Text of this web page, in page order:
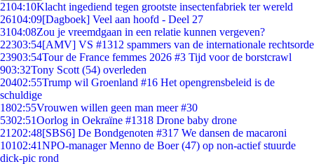
2104:10Klacht ingediend tegen grootste insectenfabriek ter wereld
26104:09[Dagboek] Veel aan hoofd - Deel 27
3104:08Zou je vreemdgaan in een relatie kunnen vergeven?
22303:54[AMV] VS #1312 spammers van de internationale rechtsorde
23903:54Tour de France femmes 2026 #3 Tijd voor de borstcrawl
903:32Tony Scott (54) overleden
20402:55Trump wil Groenland #16 Het opengrensbeleid is de
schuldige
1802:55Vrouwen willen geen man meer #30
5302:51Oorlog in Oekraïne #1318 Drone baby drone
21202:48[SBS6] De Bondgenoten #317 We dansen de macaroni
10102:41NPO-manager Menno de Boer (47) op non-actief stuurde
dick-pic rond